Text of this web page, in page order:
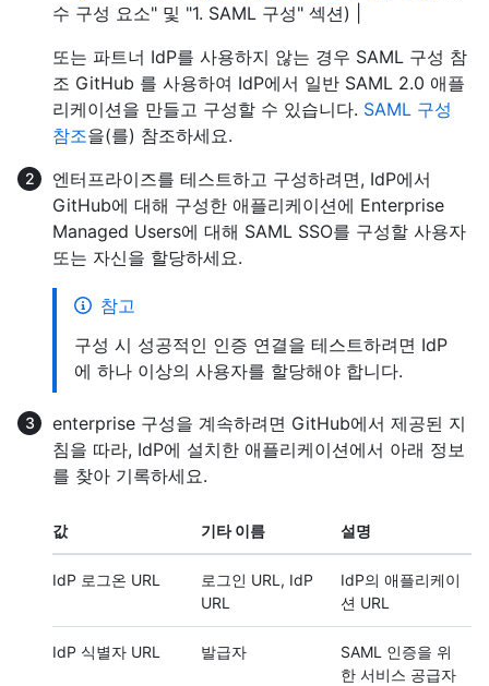
수 구성 요소" 및 "1. SAML 구성" 섹션) |
또는 파트너 IdP를 사용하지 않는 경우 SAML 구성 참
조 GitHub 를 사용하여 IdP에서 일반 SAML 2.0 애플
리케이션을 만들고 구성할 수 있습니다. SAML 구성
참조을(를) 참조하세요.
엔터프라이즈를 테스트하고 구성하려면, IdP에서
GitHub에 대해 구성한 애플리케이션에 Enterprise
Managed Users에 대해 SAML SSO를 구성할 사용자
또는 자신을 할당하세요.
참고
구성 시 성공적인 인증 연결을 테스트하려면 IdP
에 하나 이상의 사용자를 할당해야 합니다.
enterprise 구성을 계속하려면 GitHub에서 제공된 지
침을 따라, IdP에 설치한 애플리케이션에서 아래 정보
를 찾아 기록하세요.
값 기타 이름 설명
IdP 로그온 URL
로그인 URL, IdP
URL
IdP의 애플리케이
션 URL
IdP 식별자 URL 발급자
SAML 인증을 위
한 서비스 공급자